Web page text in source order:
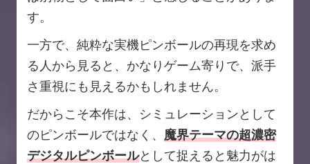
す。
一方で、純粋な実機ピンボールの再現を求め
る人から見ると、かなりゲーム寄りで、派手
さ重視にも見えるかもしれません。
だからこそ本作は、シミュレーションとして
のピンボールではなく、 魔界テーマの超濃密
デジタルピンボールとして捉えると魅力がは